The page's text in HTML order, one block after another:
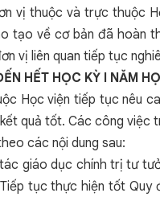
vị thuộc và trực thuộc
tạo về cơ bản đã hoàn
vị liên quan tiếp tục
HẾT HỌC KỲ I NĂM
Học viện tiếp tục nêu
quả tốt. Các công việc
các nội dung sau:
giáo dục chính trị tư
tục thực hiện tốt